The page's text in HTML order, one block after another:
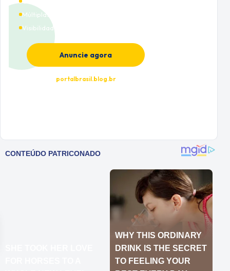
Múltiplas categorias
Visibilidade premium
Anuncie agora
portalbrasil.blog.br